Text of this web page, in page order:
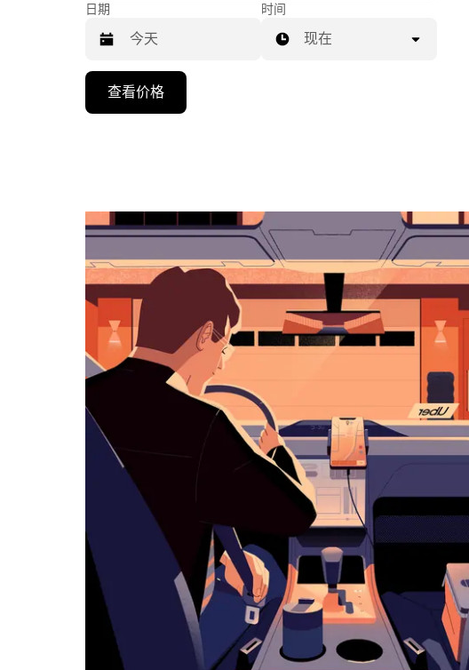
日期
向
可
浏
览
日
历
择
期。
按
关
闭
日
历。
时间
现在
查看价格